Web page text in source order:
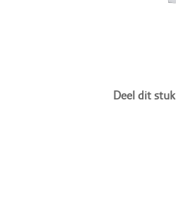
Deel dit stuk